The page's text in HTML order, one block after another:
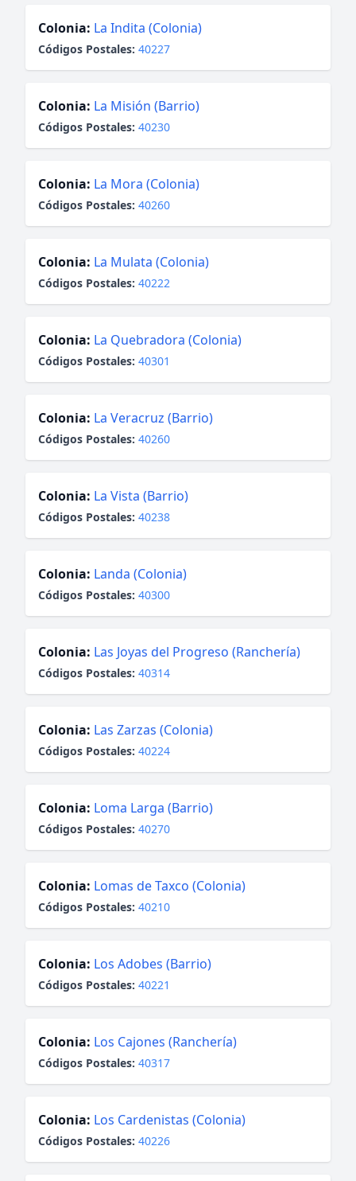
Colonia: La Indita (Colonia)
Códigos Postales: 40227
Colonia: La Misión (Barrio)
Códigos Postales: 40230
Colonia: La Mora (Colonia)
Códigos Postales: 40260
Colonia: La Mulata (Colonia)
Códigos Postales: 40222
Colonia: La Quebradora (Colonia)
Códigos Postales: 40301
Colonia: La Veracruz (Barrio)
Códigos Postales: 40260
Colonia: La Vista (Barrio)
Códigos Postales: 40238
Colonia: Landa (Colonia)
Códigos Postales: 40300
Colonia: Las Joyas del Progreso (Ranchería)
Códigos Postales: 40314
Colonia: Las Zarzas (Colonia)
Códigos Postales: 40224
Colonia: Loma Larga (Barrio)
Códigos Postales: 40270
Colonia: Lomas de Taxco (Colonia)
Códigos Postales: 40210
Colonia: Los Adobes (Barrio)
Códigos Postales: 40221
Colonia: Los Cajones (Ranchería)
Códigos Postales: 40317
Colonia: Los Cardenistas (Colonia)
Códigos Postales: 40226